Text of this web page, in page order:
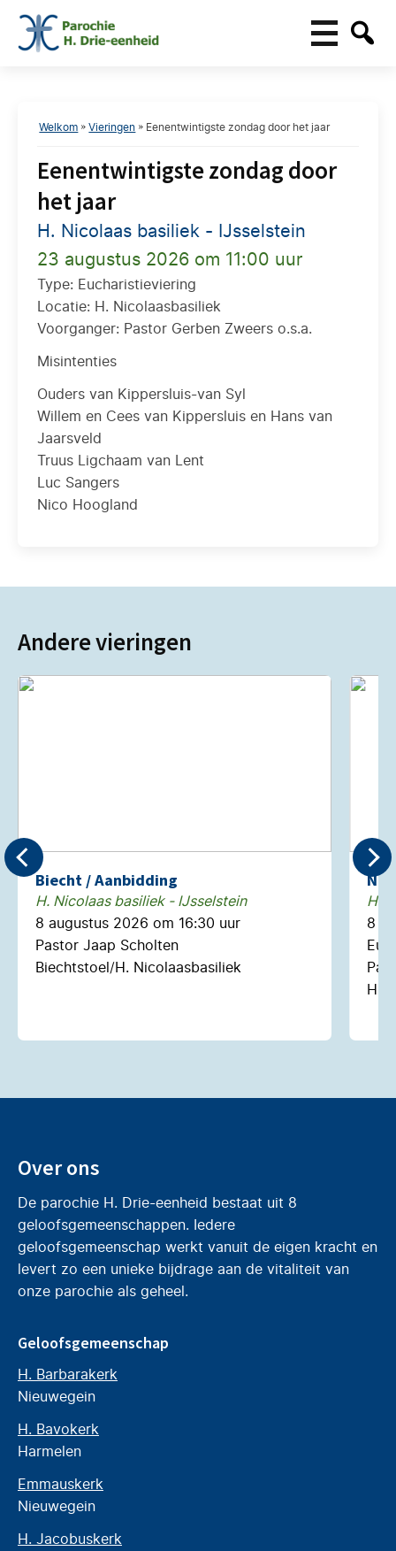
Welkom »Vieringen » Eenentwintigste zondag door het jaar
Eenentwintigste zondag door
het jaar
H. Nicolaas basiliek - IJsselstein
23 augustus 2026 om 11:00 uur
Type: Eucharistieviering
Locatie: H. Nicolaasbasiliek
Voorganger: Pastor Gerben Zweers o.s.a.
Misintenties
Ouders van Kippersluis-van Syl
Willem en Cees van Kippersluis en Hans van
Jaarsveld
Truus Ligchaam van Lent
Luc Sangers
Nico Hoogland
Andere vieringen
Biecht / Aanbidding
H. Nicolaas basiliek - IJsselstein
8 augustus 2026 om 16:30 uur
Pastor Jaap Scholten
Biechtstoel/H. Nicolaasbasiliek
H.
8
H.
Over ons
De parochie H. Drie-eenheid bestaat uit 8
geloofsgemeenschappen. Iedere
geloofsgemeenschap werkt vanuit de eigen kracht en
levert zo een unieke bijdrage aan de vitaliteit van
onze parochie als geheel.
Geloofsgemeenschap
H. Barbarakerk
Nieuwegein
H. Bavokerk
Harmelen
Emmauskerk
Nieuwegein
H. Jacobuskerk